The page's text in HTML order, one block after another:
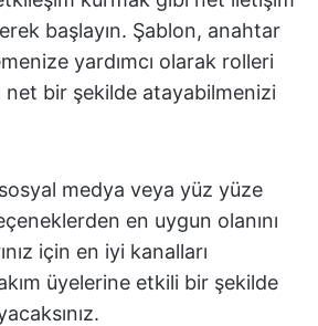
başlayın. Şablon, anahtar
yardımcı olarak rolleri
net bir şekilde atayabilmenizi
medya veya yüz yüze
en uygun olanını
için en iyi kanalları
üyelerine etkili bir şekilde